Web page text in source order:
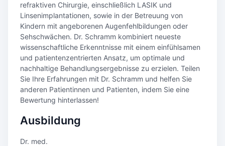
refraktiven Chirurgie, einschließlich LASIK und
Linsenimplantationen, sowie in der Betreuung von
Kindern mit angeborenen Augenfehlbildungen oder
Sehschwächen. Dr. Schramm kombiniert neueste
wissenschaftliche Erkenntnisse mit einem einfühlsamen
und patientenzentrierten Ansatz, um optimale und
nachhaltige Behandlungsergebnisse zu erzielen. Teilen
Sie Ihre Erfahrungen mit Dr. Schramm und helfen Sie
anderen Patientinnen und Patienten, indem Sie eine
Bewertung hinterlassen!
Ausbildung
Dr. med.